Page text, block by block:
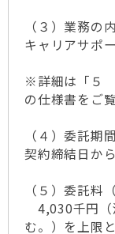
（３）業務の
キャリアサポ
※詳細は「５
の仕様書をご
（４）委託期間
契約締結日か
（５）委託料
4,030千円（
む。）を上限と